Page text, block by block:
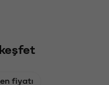
fiyatı